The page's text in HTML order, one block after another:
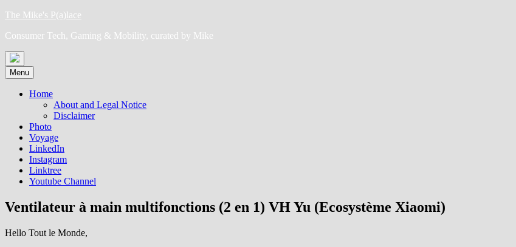
Skip
content
The Mike's P(a)lace
Consumer Tech, Gaming & Mobility, curated by Mike
Menu
Home
About and Legal Notice
Disclaimer
Photo
Voyage
LinkedIn
Instagram
Linktree
Youtube Channel
Ventilateur à main multifonctions (2 en 1) VH Yu (Ecosystème Xiaomi)
Hello Tout le Monde,